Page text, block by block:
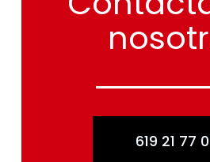
619 21 77